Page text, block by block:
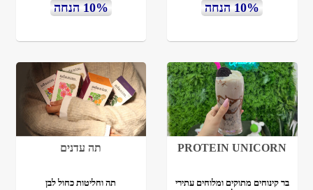
10% הנחה 10% הנחה
PROTEIN UNICORN
בר קינוחים מתוקים ומלוחים עתירי
תה עדנים
תה וחליטות כחול לבן